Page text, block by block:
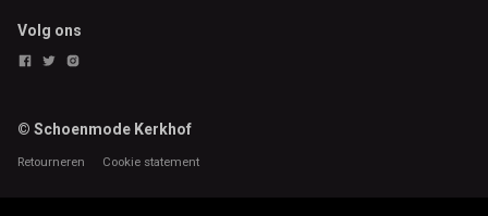
Volg ons
© Schoenmode Kerkhof
Retourneren Cookie statement